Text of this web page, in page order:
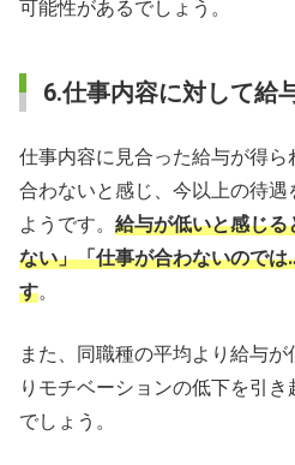
可能性があるでしょう。
6.仕事内容に対して給
仕事内容に見合った給与が得
合わないと感じ、今以上の待
ようです。 給与が低いと感じ
ない」「仕事が合わないので
す。
また、同職種の平均より給与
りモチベーションの低下を引
でしょう。